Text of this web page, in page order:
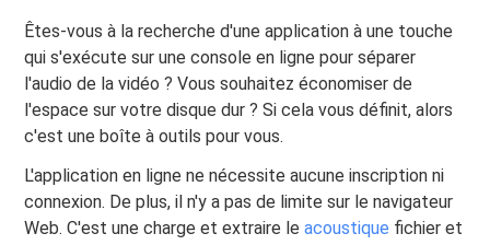
Êtes-vous à la recherche d'une application à une touche
qui s'exécute sur une console en ligne pour séparer
l'audio de la vidéo ? Vous souhaitez économiser de
l'espace sur votre disque dur ? Si cela vous définit, alors
c'est une boîte à outils pour vous.
L'application en ligne ne nécessite aucune inscription ni
connexion. De plus, il n'y a pas de limite sur le navigateur
Web. C'est une charge et extraire leacoustique fichier et